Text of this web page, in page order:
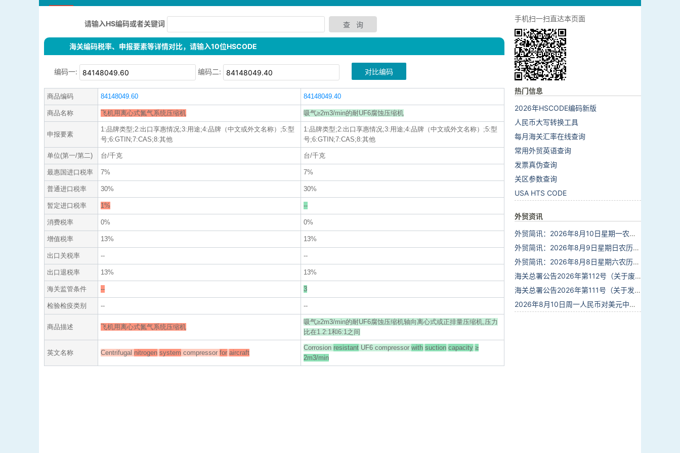
请输入HS编码或者关键词
海关编码税率、申报要素等详情对比，请输入10位HSCODE
编码一: 编码二: 对比编码
商品编码 84148049.60 84148049.40
商品名称 飞机用离心式氮气系统压缩机 吸气≥2m3/min的耐UF6腐蚀压缩机
申报要素
1:品牌类型;2:出口享惠情况;3:用途;4:品牌（中文或外文名称）;5:型
号;6:GTIN;7:CAS;8:其他
1:品牌类型;2:出口享惠情况;3:用途;4:品牌（中文或外文名称）;5:型
号;6:GTIN;7:CAS;8:其他
单位(第一/第二) 台/千克 台/千克
最惠国进口税率 7% 7%
普通进口税率 30% 30%
暂定进口税率 1% --
消费税率 0% 0%
增值税率 13% 13%
出口关税率 -- --
出口退税率 13% 13%
海关监管条件 -- 3
检验检疫类别 -- --
商品描述 飞机用离心式氮气系统压缩机
吸气≥2m3/min的耐UF6腐蚀压缩机轴向离心式或正排量压缩机,压力
比在1.2:1和6:1之间
英文名称 Centrifugal nitrogen system compressor for aircraft
Corrosion resistant UF6 compressor with suction capacity ≥
2m3/min
手机扫一扫直达本页面
热门信息
2026年HSCODE编码新版
人民币大写转换工具
每月海关汇率在线查询
常用外贸英语查询
发票真伪查询
关区参数查询
USA HTS CODE
外贸资讯
外贸简讯：2026年8月10日星期一农历六月廿八
外贸简讯：2026年8月9日星期日农历六月廿七
外贸简讯：2026年8月8日星期六农历六月廿六
海关总署公告2026年第112号（关于废止部分卫生检疫类规范性文件的公告）
海关总署公告2026年第111号（关于发布《进出境动植物检疫处理监督管理工作规定》《进出境卫生处理监督管理工作规定》的公告）
2026年8月10日周一人民币对美元中间价报6.7884调升20个基点